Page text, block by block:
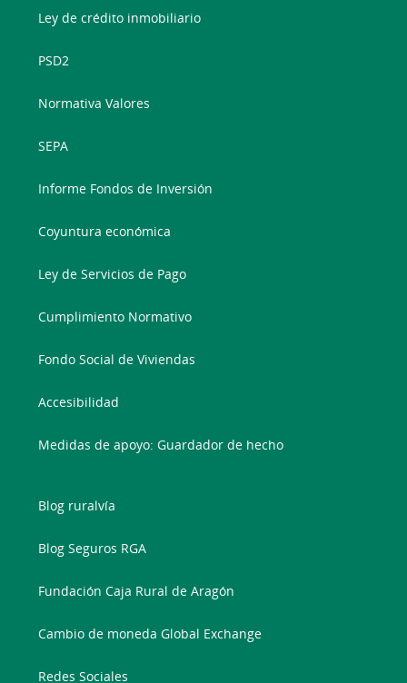
Ley de crédito inmobiliario
PSD2
Normativa Valores
SEPA
Informe Fondos de Inversión
Coyuntura económica
Ley de Servicios de Pago
Cumplimiento Normativo
Fondo Social de Viviendas
Accesibilidad
Medidas de apoyo: Guardador de hecho
Blog ruralvía
Blog Seguros RGA
Fundación Caja Rural de Aragón
Cambio de moneda Global Exchange
Redes Sociales